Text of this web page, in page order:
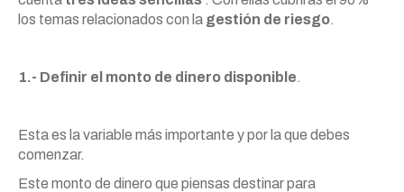
los temas relacionados con la gestión de riesgo.
1.- Definir el monto de dinero disponible.
Esta es la variable más importante y por la que debes
comenzar.
Este monto de dinero que piensas destinar para